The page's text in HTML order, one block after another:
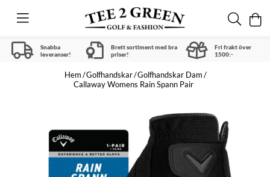
Snabba
leveranser!
Brett sortiment med bra
priser!
Fri frakt över
1500:-
Hem Golfhandskar Golfhandskar Dam
Callaway Womens Rain Spann Pair